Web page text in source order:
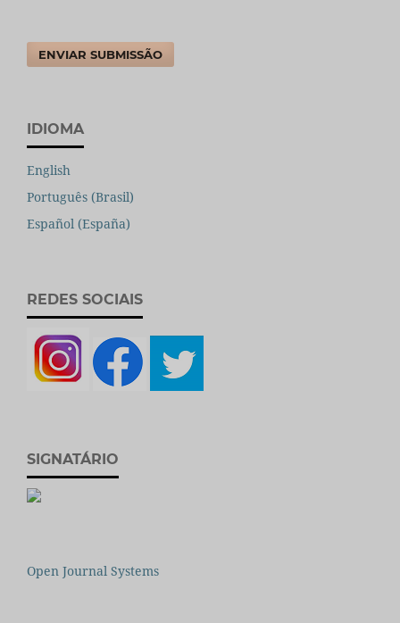
ENVIAR SUBMISSÃO
IDIOMA
English
Português (Brasil)
Español (España)
REDES SOCIAIS
SIGNATÁRIO
Open Journal Systems